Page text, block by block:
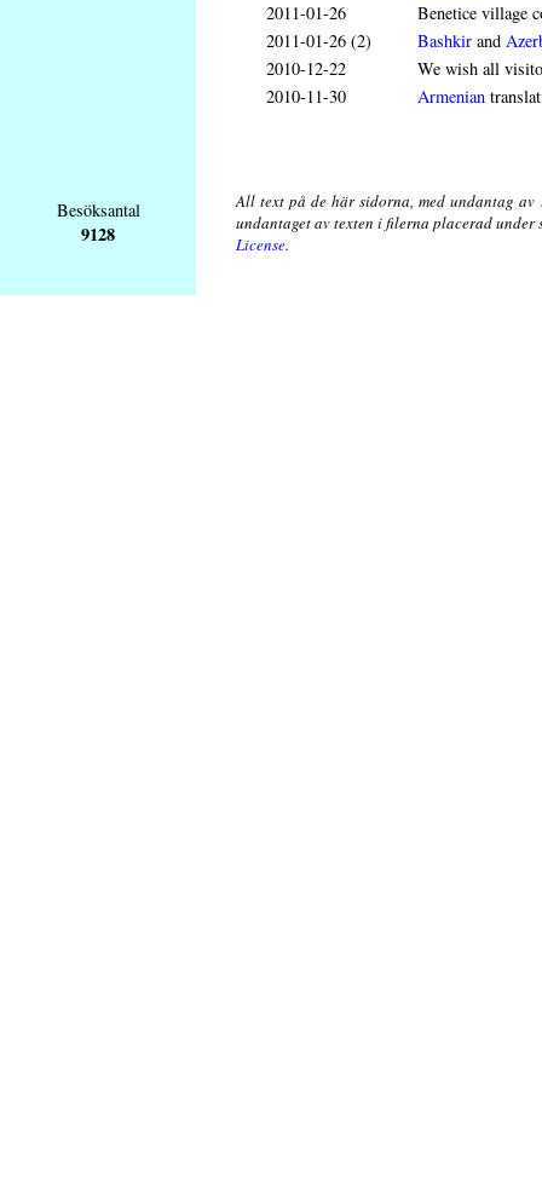
2011-01-26
Benetice village
2011-01-26 (2)
Bashkir and
2010-12-22
We wish all
2010-11-30
Armenian
Besöksantal
9128
All text på de här sidorna, med undantag av
undantaget av texten i filerna placerad
License.